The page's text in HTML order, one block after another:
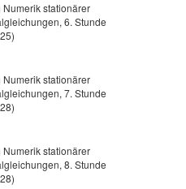
Numerik stationärer
6. Stunde
Numerik stationärer
7. Stunde
Numerik stationärer
8. Stunde